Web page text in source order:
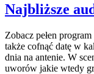
Najbliższe
Zobacz pełen
także cofnąć datę w
dnia na antenie. W
uworów jakie wtedy